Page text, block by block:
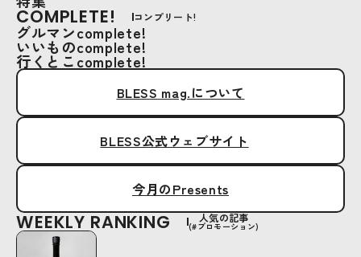
COMPLETE! コンプリート!
グルマンcomplete!
いいものcomplete!
行くとこcomplete!
BLESS mag.について
BLESS公式ウェブサイト
今月のPresents
WEEKLY RANKING 人気の記事
(#プロモーション)